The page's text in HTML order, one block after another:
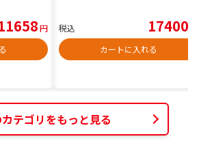
円
税込 17400
カートに入れる
テゴリをもっと見る